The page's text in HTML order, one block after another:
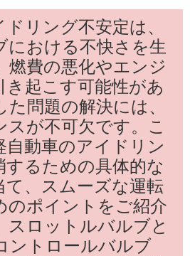
リング不安定は、
における不快さを生
燃費の悪化やエンジ
き起こす可能性があ
た問題の解決には、
スが不可欠です。こ
自動車のアイドリン
するための具体的な
て、スムーズな運転
のポイントをご紹介
スロットルバルブと
ントロールバルブ